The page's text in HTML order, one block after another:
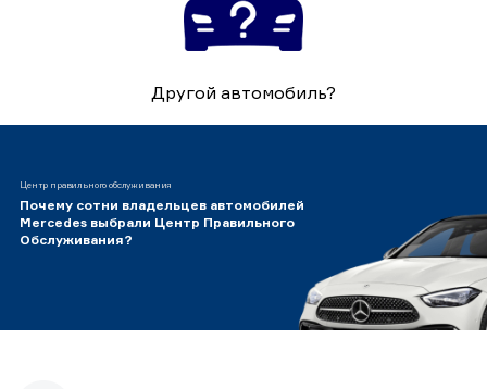
Другой автомобиль?
Центр правильного обслуживания
Почему сотни владельцев автомобилей
Mercedes выбрали Центр Правильного
Обслуживания?